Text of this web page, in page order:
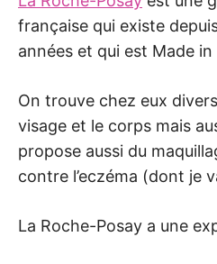
française qui existe
années et qui est Made in
On trouve chez eux
visage et le corps mais
propose aussi du
contre l’eczéma (dont je
La Roche-Posay a une